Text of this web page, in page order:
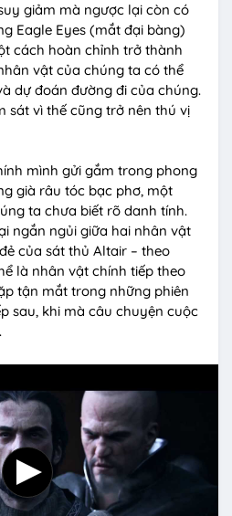
giảm mà ngược lại còn có
Eagle Eyes (mắt đại bàng)
cách hoàn chỉnh trở thành
vật của chúng ta có thể
dự đoán đường đi của chúng.
sát vì thế cũng trở nên thú vị
mình gửi gắm trong phong
già râu tóc bạc phơ, một
ta chưa biết rõ danh tính.
ngắn ngủi giữa hai nhân vật
của sát thủ Altair – theo
là nhân vật chính tiếp theo
tận mắt trong những phiên
sau, khi mà câu chuyện cuộc